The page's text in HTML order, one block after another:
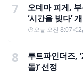
7
오데마 피게,
‘시간을 빚다’
오늘 오전 8:07 2
8
루트파인더즈,
돌)’ 선정